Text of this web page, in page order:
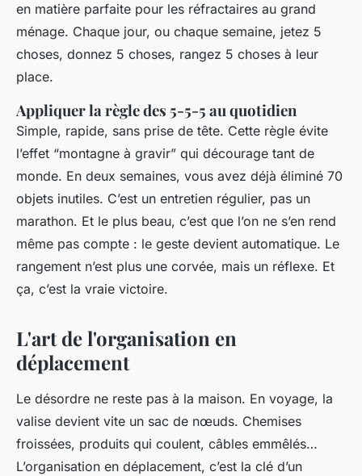
en matière parfaite pour les réfractaires au grand
ménage. Chaque jour, ou chaque semaine, jetez 5
choses, donnez 5 choses, rangez 5 choses à leur
place.
Appliquer la règle des 5-5-5 au quotidien
Simple, rapide, sans prise de tête. Cette règle évite
l’effet “montagne à gravir” qui décourage tant de
monde. En deux semaines, vous avez déjà éliminé 70
objets inutiles. C’est un entretien régulier, pas un
marathon. Et le plus beau, c’est que l’on ne s’en rend
même pas compte : le geste devient automatique. Le
rangement n’est plus une corvée, mais un réflexe. Et
ça, c’est la vraie victoire.
L'art de l'organisation en
déplacement
Le désordre ne reste pas à la maison. En voyage, la
valise devient vite un sac de nœuds. Chemises
froissées, produits qui coulent, câbles emmêlés…
L’organisation en déplacement, c’est la clé d’un